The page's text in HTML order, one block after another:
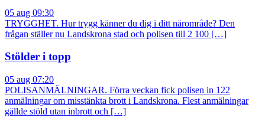
05 aug 09:30
TRYGGHET. Hur trygg känner du dig i ditt närområde? Den
frågan ställer nu Landskrona stad och polisen till 2 100 […]
Stölder i topp
05 aug 07:20
POLISANMÄLNINGAR. Förra veckan fick polisen in 122
anmälningar om misstänkta brott i Landskrona. Flest anmälningar
gällde stöld utan inbrott och […]